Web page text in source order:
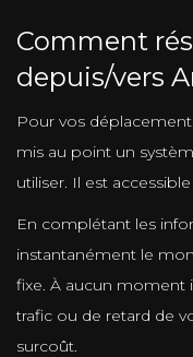
Comment
depuis/vers
Pour vos
mis au point un
utiliser. Il est
En complétant les
instantanément le
fixe. À aucun moment
trafic ou de retard de
surcoût.